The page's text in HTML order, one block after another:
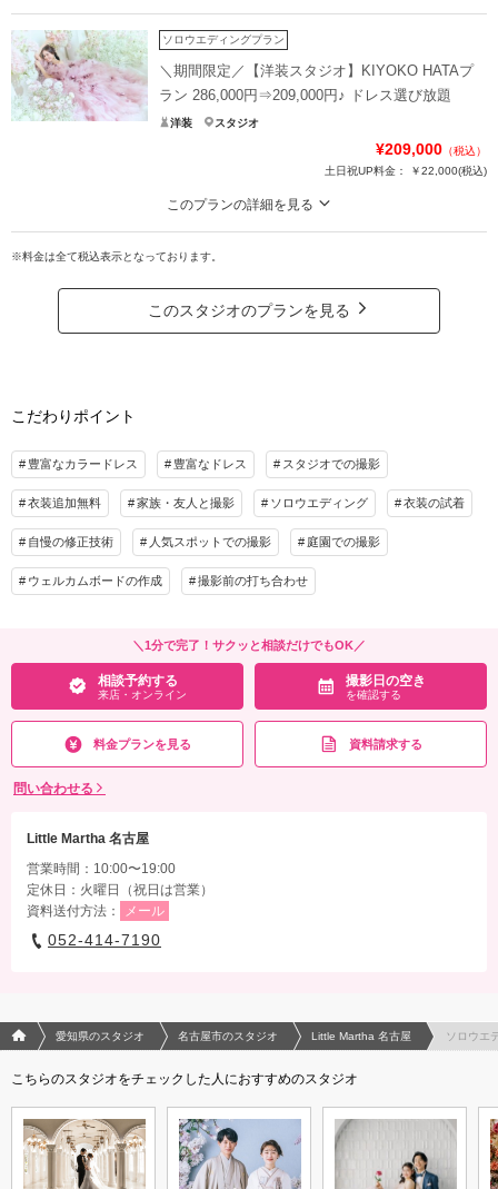
◆ディズニーコレクション着用での撮影が叶うのはリトル・マーサだけ！◆美
肌/スタイル補正/様々なエフェクトを施したレタッチ付き
世界中で大人気のディズニープリンセスからインスピレーションを得てデザイ
ンした、特別なドレスを着て撮影していただけます。
ディズニープラン限定の「ファンタジーレタッチ」を施し、お写真にスペシャ
ルな魔法をかけてお渡しいたします。
プラン詳細
撮影料 新婦衣装1着 新郎衣装
着付け
アルバム データ 12カット 台紙付写真
アクセサリー小物一式、ヘアメイク、撮影小物、撮影アテンド、スタジオ背景2~3ブ
相談予約する
来店・オンライン
撮影日の空き
を確認する
ソロウエディングプラン
＼期間限定／【洋装スタジオ】KIYOKO HATAプ
ラン 286,000円⇒209,000円♪ ドレス選び放題
洋装 スタジオ
¥209,000 （税込）
土日祝UP料金：
￥22,000(税込)
このプランの詳細を見る
【期間限定￥77,000OFF！】憧れの「KIYOKO HATA」ドレス◆2026年8月末
のお申込み＆10月末の撮影まで！
限定のスペシャルフォトプランが誕生！全18種のフォトブースからお好きな空
間をセレクトできて、追加料金なしで新作ドレスも選べちゃう♡上品さと華や
撮影料
着付け ヘアメイク
アルバム データ 50カット 台紙付写真
衣装追加 会食 挙式
家族と撮影 家族用衣装レンタル ペットと撮影
その他含むもの
（スタジオ全18種から選べる）、ブーケ、事前試着3着
相談予約する
来店・オンライン
撮影日の空き
を確認する
※料金は全て税込表示となっております。
このスタジオのプランを見る
こだわりポイント
豊富なカラードレス 豊富なドレス スタジオでの撮影
衣装追加無料 家族・友人と撮影 ソロウエディング 衣装の試着
自慢の修正技術 人気スポットでの撮影 庭園での撮影
ウェルカムボードの作成 撮影前の打ち合わせ
＼1分で完了！サクッと相談だけでもOK／
相談予約する
来店・オンライン
撮影日の空き
を確認する
料金プランを見る 資料請求する
問い合わせる
Little Martha 名古屋
営業時間：10:00〜19:00
定休日：火曜日（祝日は営業）
資料送付方法：
メール
052-414-7190
フォトウエディング/結婚写真のPhotorait ホーム
愛知県のスタジオ 名古屋市のスタジオ Little Martha 名古屋 ソロウエ
こちらのスタジオをチェックした人におすすめのスタジオ